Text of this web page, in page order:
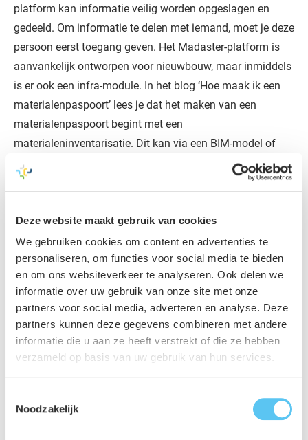
Deze website maakt gebruik van cookies
We gebruiken cookies om content en advertenties te
personaliseren, om functies voor social media te bieden
en om ons websiteverkeer te analyseren. Ook delen we
informatie over uw gebruik van onze site met onze
partners voor social media, adverteren en analyse. Deze
partners kunnen deze gegevens combineren met andere
informatie die u aan ze heeft verstrekt of die ze hebben
verzameld op basis van uw gebruik van hun services.
Noodzakelijk
platform kan informatie veilig worden opgeslagen en
gedeeld. Om informatie te delen met iemand, moet je deze
persoon eerst toegang geven. Het Madaster-platform is
aanvankelijk ontworpen voor nieuwbouw, maar inmiddels
is er ook een infra-module. In het blog ‘Hoe maak ik een
materialenpaspoort’ lees je dat het maken van een
materialenpaspoort begint met een
materialeninventarisatie. Dit kan via een BIM-model of
een Excelbestand. In het Madaster-platform kun je zowel
een BIM-model als een Excelbestand uploaden. Het
circulariteitsscore. Om ervoor te zorgen dat deze score
een goede weergave van de werkelijkheid is, moet er nog
wel handmatig circulariteitsinformatie worden
toegevoegd.
Speciaal voor de Bouw- en vastgoed ondernemingen van
VolkerWessels heeft VolkerWessels de ‘Materiaal
Classificatie App’ ontwikkeld. Deze app helpt bij het
alleen de hoognodige informatie om tot een